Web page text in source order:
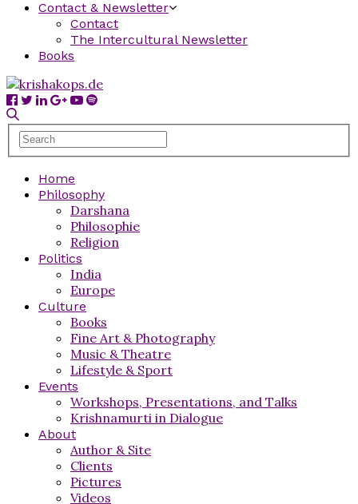
Contact & Newsletter
Contact
The Intercultural Newsletter
Books
Home
Philosophy
Darshana
Philosophie
Religion
Politics
India
Europe
Culture
Books
Fine Art & Photography
Music & Theatre
Lifestyle & Sport
Events
Workshops, Presentations, and Talks
Krishnamurti in Dialogue
About
Author & Site
Clients
Pictures
Videos